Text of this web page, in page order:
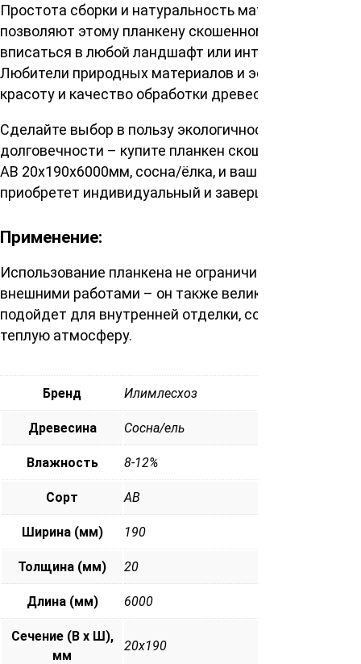
Простота сборки и натуральность материалов
позволяют этому планкену скошенному гармонично
вписаться в любой ландшафт или интерьер.
Любители природных материалов и эстеты оценят
красоту и качество обработки древесины.
Сделайте выбор в пользу экологичности и
долговечности – купите планкен скошенный сорт
АВ 20х190х6000мм, сосна/ёлка, и ваш объект
приобретет индивидуальный и завершённый облик.
Применение:
Использование планкена не ограничивается только
внешними работами – он также великолепно
подойдет для внутренней отделки, создавая уют и
теплую атмосферу.
Бренд Илимлесхоз
Древесина Сосна/ель
Влажность 8-12%
Сорт АВ
Ширина (мм) 190
Толщина (мм) 20
Длина (мм) 6000
Сечение (В х Ш),
мм
20х190